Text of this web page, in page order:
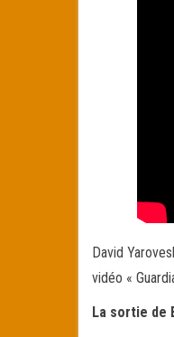
David
vidéo «
La sortie de